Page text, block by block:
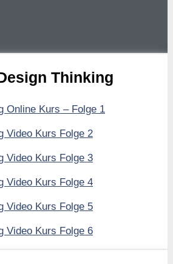
Thinking
Online Kurs – Folge 1
Video Kurs Folge 2
Video Kurs Folge 3
Video Kurs Folge 4
Video Kurs Folge 5
Video Kurs Folge 6